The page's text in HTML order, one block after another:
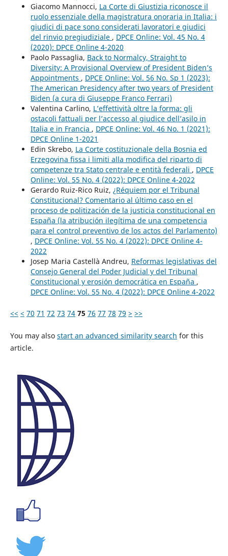
Giacomo Mannocci, La Corte di Giustizia riconosce il
ruolo essenziale della magistratura onoraria in Italia: i
giudici di pace sono considerati lavoratori e giudici
del rinvio pregiudiziale , DPCE Online: Vol. 45 No. 4
(2020): DPCE Online 4-2020
Paolo Passaglia, Back to Normalcy, Straight to
Diversity: A Provisional Overview of President Biden’s
Appointments , DPCE Online: Vol. 56 No. Sp 1 (2023):
The American Presidency after two years of President
Biden (a cura di Giuseppe Franco Ferrari)
Valentina Carlino, L’effettività oltre la forma: gli
ostacoli fattuali per l’accesso al giudice dell’asilo in
Italia e in Francia , DPCE Online: Vol. 46 No. 1 (2021):
DPCE Online 1-2021
Edin Skrebo, La Corte costituzionale della Bosnia ed
Erzegovina fissa i limiti alla modifica del riparto di
competenze tra Stato centrale e entità federali , DPCE
Online: Vol. 55 No. 4 (2022): DPCE Online 4-2022
Gerardo Ruiz-Rico Ruiz, ¿Réquiem por el Tribunal
Constitucional? Comentario al último caso en el
proceso de politización de la justicia constitucional en
España (la atribución ilegítima de una competencia
para el control preventivo de los actos del Parlamento)
, DPCE Online: Vol. 55 No. 4 (2022): DPCE Online 4-
2022
Josep Maria Castellà Andreu, Reformas legislativas del
Consejo General del Poder Judicial y del Tribunal
Constitucional y erosión democrática en España ,
DPCE Online: Vol. 55 No. 4 (2022): DPCE Online 4-2022
<< < 70 71 72 73 74 75 76 77 78 79 > >>
You may also start an advanced similarity search for this
article.